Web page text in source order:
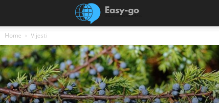
Home Vijesti